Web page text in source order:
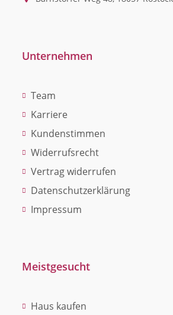
Unternehmen
Team
Karriere
Kundenstimmen
Widerrufsrecht
Vertrag widerrufen
Datenschutzerklärung
Impressum
Meistgesucht
Haus kaufen